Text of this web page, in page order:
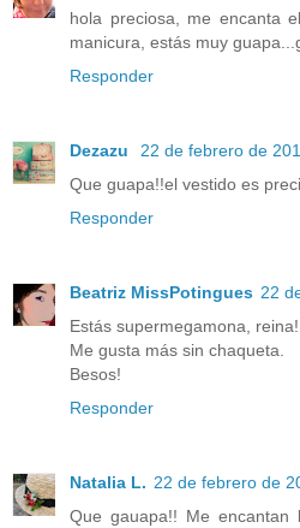
hola preciosa, me encanta
manicura, estás muy
Responder
Dezazu
22 de febrero de
Que guapa!!el vestido es
Responder
Beatriz MissPotingues 22
Estás supermegamona, reina!
Me gusta más sin chaqueta.
Besos!
Responder
Natalia L. 22 de febrero de
Que gauapa!! Me encantan